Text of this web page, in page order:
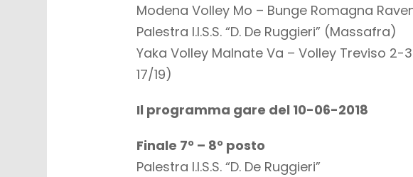
Modena Volley Mo – Bunge Romagna
Palestra I.I.S.S. “D. De Ruggieri” (Massafra)
Yaka Volley Malnate Va – Volley Treviso
17/19)
Il programma gare del 10-06-2018
Finale 7° – 8° posto
Palestra I.I.S.S. “D. De Ruggieri”